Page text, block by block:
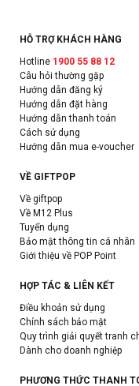
HỖ TRỢ KHÁCH HÀNG
Hotline 1900 55 88 12
Câu hỏi thường gặp
Hướng dẫn đăng ký
Hướng dẫn đặt hàng
Hướng dẫn thanh toán
Cách sử dụng
Hướng dẫn mua e-voucher
VỀ GIFTPOP
Về giftpop
Về M12 Plus
Tuyển dụng
Bảo mật thông tin cá nhân
Giới thiệu về POP Point
HỢP TÁC & LIÊN KẾT
Điều khoản sử dụng
Chính sách bảo mật
Quy trình giải quyết tranh
Dành cho doanh nghiệp
PHƯƠNG THỨC THANH